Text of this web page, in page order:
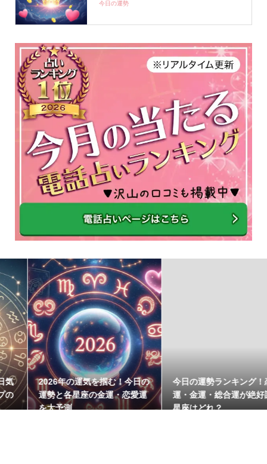
今日の運勢
2026年の運気を掴む！今日の
運勢と各星座の金運・恋愛運
を大予測
今日の運勢ランキング！恋愛
運・金運・総合運が絶好調な
星座はどれ？